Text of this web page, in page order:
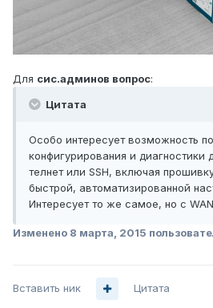
Для сис.админов вопрос:
Цитата
Особо интересует возможность
конфигурирования и диагностики
телнет или SSH, включая
быстрой, автоматизированной
Интересует то же самое, но с
Изменено 8 марта, 2015
Вставить ник Цитата